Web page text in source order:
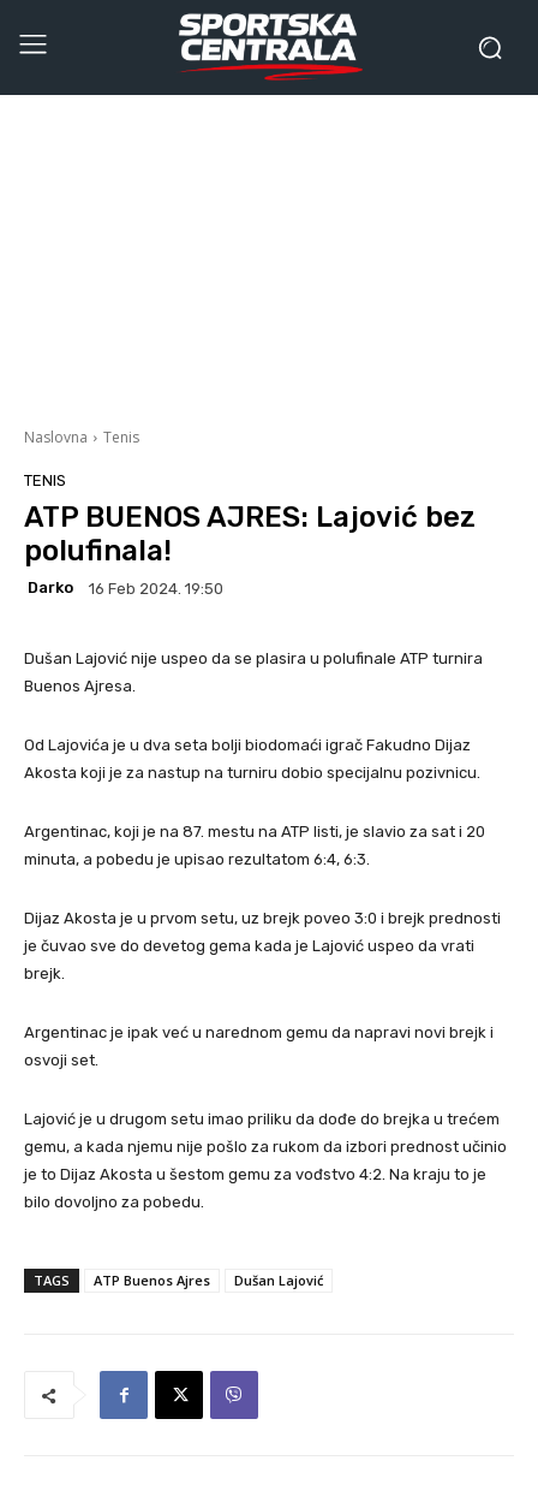
Naslovna Tenis
TENIS
ATP BUENOS AJRES: Lajović bez
polufinala!
Darko 16 Feb 2024. 19:50
Dušan Lajović nije uspeo da se plasira u polufinale ATP turnira
Buenos Ajresa.
Od Lajovića je u dva seta bolji biodomaći igrač Fakudno Dijaz
Akosta koji je za nastup na turniru dobio specijalnu pozivnicu.
Argentinac, koji je na 87. mestu na ATP listi, je slavio za sat i 20
minuta, a pobedu je upisao rezultatom 6:4, 6:3.
Dijaz Akosta je u prvom setu, uz brejk poveo 3:0 i brejk prednosti
je čuvao sve do devetog gema kada je Lajović uspeo da vrati
brejk.
Argentinac je ipak već u narednom gemu da napravi novi brejk i
osvoji set.
Lajović je u drugom setu imao priliku da dođe do brejka u trećem
gemu, a kada njemu nije pošlo za rukom da izbori prednost učinio
je to Dijaz Akosta u šestom gemu za vođstvo 4:2. Na kraju to je
bilo dovoljno za pobedu.
TAGS ATP Buenos Ajres Dušan Lajović